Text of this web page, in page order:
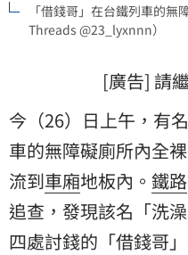
「借錢哥」在台鐵列車的
Threads @23_lyxnnn）
[廣告] 請
今（26）日上午，有
車的無障礙廁所內全
流到車廂地板內。 鐵路
追查，發現該名「洗
四處討錢的「借錢哥